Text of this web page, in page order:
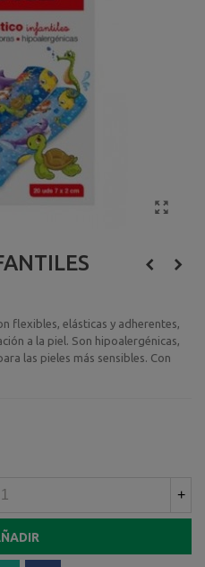
flexibles, elásticas y adherentes,
a la piel. Son hipoalergénicas,
las pieles más sensibles. Con
+